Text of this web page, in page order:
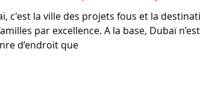
c'est la ville des projets fous et la
par excellence. A la base, Dubaï
d’endroit que